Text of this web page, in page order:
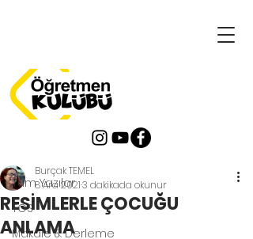
Tüm Yazılar
TOS
Makale & Derleme
RESİMLERLE ÇOCUĞU
ANLAMA
Burçak TEMEL
8 Ara 20213 dakikada okunur